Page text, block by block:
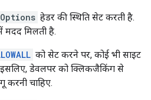
हेडर की स्थिति सेट करती है.
मिलती है.
को सेट करने पर, कोई भी साइट
डेवलपर को क्लिकजैकिंग से
करनी चाहिए.